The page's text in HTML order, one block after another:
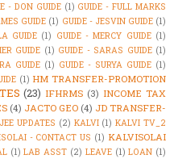
- DON GUIDE (1) GUIDE - FULL MARKS
GUIDE (1) GUIDE - JESVIN GUIDE (1)
GUIDE (1) GUIDE - MERCY GUIDE (1)
GUIDE (1) GUIDE - SARAS GUIDE (1)
GUIDE (1) GUIDE - SURYA GUIDE (1)
(1) HM TRANSFER-PROMOTION
(23) IFHRMS (3) INCOME TAX
(4) JACTO GEO (4) JD TRANSFER-
JEE UPDATES (2) KALVI (1) KALVI TV_2
- CONTACT US (1) KALVISOLAI
(1) LAB ASST (2) LEAVE (1) LOAN (1)